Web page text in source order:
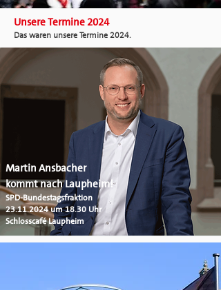
Unsere Termine 2024
Das waren unsere Termine 2024.
Martin Ansbacher
kommt nach Laupheim!
SPD-Bundestagsfraktion
23.11.2024um 18.30 Uhr
Schlosscafé Laupheim